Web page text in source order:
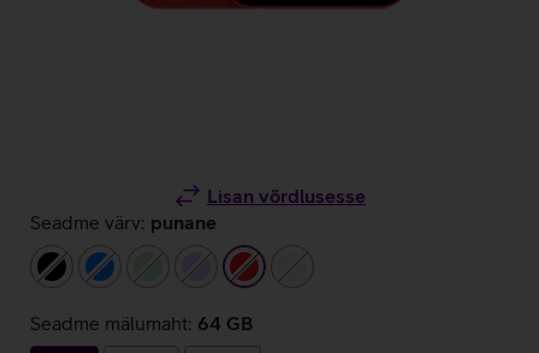
Lisan võrdlusesse
Seadme värv: punane
mustsinineheleroheline
helelillapunanevalge
Seadme mälumaht: 64 GB